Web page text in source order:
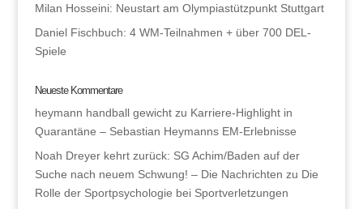
Milan Hosseini: Neustart am Olympiastützpunkt Stuttgart
Daniel Fischbuch: 4 WM-Teilnahmen + über 700 DEL-
Spiele
Neueste Kommentare
heymann handball gewichtzu Karriere-Highlight in
Quarantäne – Sebastian Heymanns EM-Erlebnisse
Noah Dreyer kehrt zurück: SG Achim/Baden auf der
Suche nach neuem Schwung! – Die Nachrichten zu Die
Rolle der Sportpsychologie bei Sportverletzungen